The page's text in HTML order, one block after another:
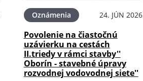
Oznámenia 24. JÚN 2026
Povolenie na čiastočnú
uzávierku na cestách
II.triedy v rámci stavby''
Oborín - stavebné úpravy
rozvodnej vodovodnej siete''